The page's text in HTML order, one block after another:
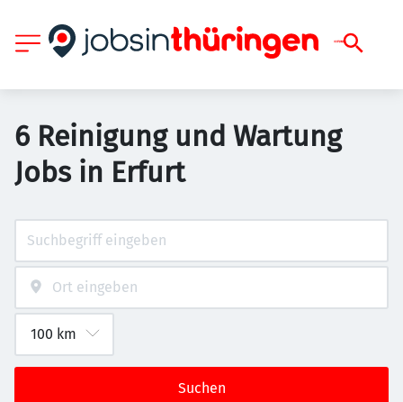
6 Reinigung und Wartung
Jobs in Erfurt
Suchen